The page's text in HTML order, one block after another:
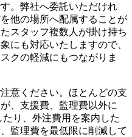
。弊社へ委託いただけれ
他の場所へ配属することが
スタッフ複数人が掛け持ち
にも対応いたしますので、
クの軽減にもつながりま
意ください。ほとんどの支
、支援費、監理費以外に
り、外注費用を案内した
監理費を最低限に削減して